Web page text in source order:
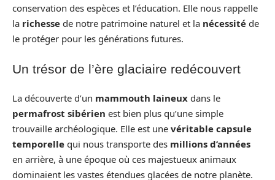
conservation des espèces et l’éducation. Elle nous rappelle
la richesse de notre patrimoine naturel et la nécessité de
le protéger pour les générations futures.
Un trésor de l’ère glaciaire redécouvert
La découverte d’un mammouth laineux dans le
permafrost sibérien est bien plus qu’une simple
trouvaille archéologique. Elle est une véritable capsule
temporelle qui nous transporte des millions d’années
en arrière, à une époque où ces majestueux animaux
dominaient les vastes étendues glacées de notre planète.